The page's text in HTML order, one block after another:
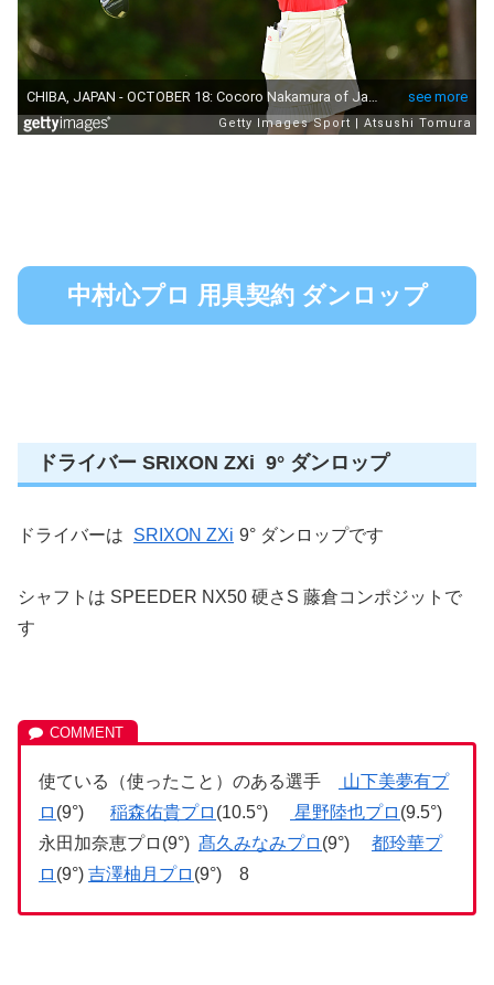
中村心プロ 用具契約 ダンロップ
ドライバー SRIXON ZXi 9° ダンロップ
ドライバーは SRIXON ZXi 9° ダンロップです
シャフトは SPEEDER NX50 硬さS 藤倉コンポジットで
す
使ている（使ったこと）のある選手
山下美夢有プ
ロ (9°) 稲森佑貴プロ (10.5°) 星野陸也プロ (9.5°)
永田加奈恵プロ(9°) 髙久みなみプロ (9°) 都玲華プ
ロ (9°) 吉澤柚月プロ (9°) 8